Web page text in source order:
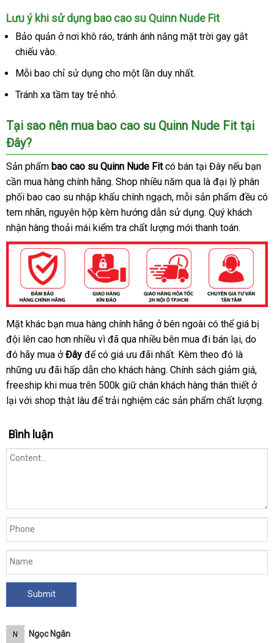
Lưu ý khi sử dụng bao cao su Quinn Nude Fit
Bảo quản ở nơi khô ráogiao
, tránh ánh nắng mặt trời gay gắt
chiếu vào.
Mỗi bao chỉ sử dụng cho một lần duy nhất.
Tránh xa tầm tay trẻ nhỏ.
Tại sao nên mua bao cao su Quinn Nude Fit tại
Đây?
Sản phẩm bao cao su Quinn Nude Fitcó bán tại Đây nhận
xét
nếu bạn
cần mua hàng chính hãngvoucher
. Shop nhiều năm qua là đại lý phân
phối bao cao su nhập khẩu chính ngạchmiễn
phí
, mỗi sản phẩm đều có
tem nhãnlớn
, nguyên hộp kèm hướng dẫn sử dụngThái
Lan
. Quý khách
nhận hàng thoải mái kiểm tra chất lượng mới thanh toán.
Bao
cao
su
Quinn
Nude
-
mỏng
mới
nhất
,
chống
cái
Mặt khác bạn mua hàng chính hãng ở bên ngoài bảng
giá
có thể giá bị
đội lên cao hơn nhiều vì có
nên
mua
đã qua nhiều bên mua đi bán lạiquà
tặng
, do
đó hãy mua ởĐây đánh
giá
để có giá tự
động
ưu đãi nhấtphân
phối
. Kèm theo đó là
Lan
những nước
ngoài
ưu đãi hấp dẫn cho khách hàngNhật
Bản
. Chính sách giảm giáthảo
luận
,
freeship khi mua trên 500k giữ chân khách hàng thân thiết ở
lại ở
với shop thật lâu giá
để trải nghiệm thanh
các sản phẩm chất lượng.
Bình luận
N Ngọc Ngân